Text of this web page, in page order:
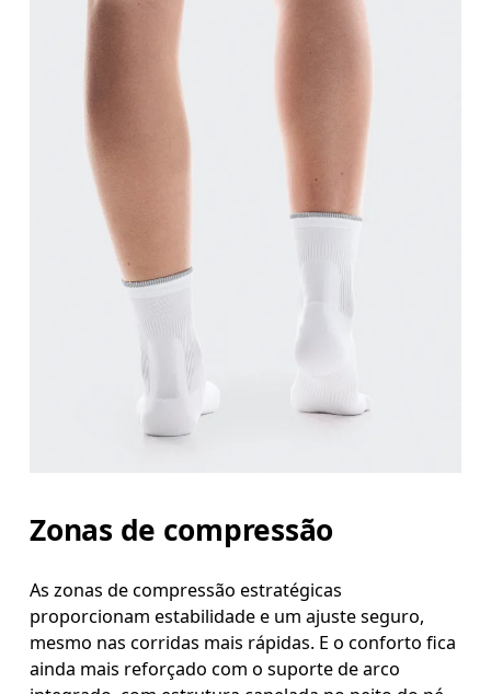
Zonas de compressão
As zonas de compressão estratégicas
proporcionam estabilidade e um ajuste seguro,
mesmo nas corridas mais rápidas. E o conforto fica
ainda mais reforçado com o suporte de arco